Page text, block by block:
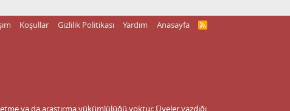
Koşullar Gizlilik Politikası Yardım Anasayfa
R
etme ya da araştırma yükümlülüğü yoktur. Üyeler yazdığı